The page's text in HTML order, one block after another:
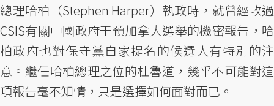
總理哈柏（Stephen Harper）執政時，就曾經收過
CSIS有關中國政府干預加拿大選舉的機密報告，哈
柏政府也對保守黨自家提名的候選人有特別的注
意。繼任哈柏總理之位的杜魯道，幾乎不可能對這
項報告毫不知情，只是選擇如何面對而已。